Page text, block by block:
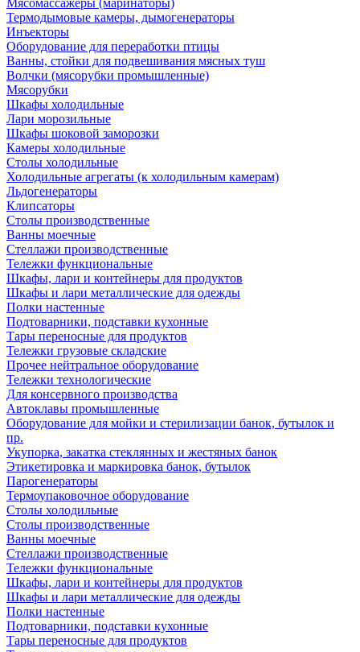
Мясомассажеры (маринаторы)
Термодымовые камеры, дымогенераторы
Инъекторы
Оборудование для переработки птицы
Ванны, стойки для подвешивания мясных туш
Волчки (мясорубки промышленные)
Мясорубки
Шкафы холодильные
Лари морозильные
Шкафы шоковой заморозки
Камеры холодильные
Столы холодильные
Холодильные агрегаты (к холодильным камерам)
Льдогенераторы
Клипсаторы
Столы производственные
Ванны моечные
Стеллажи производственные
Тележки функциональные
Шкафы, лари и контейнеры для продуктов
Шкафы и лари металлические для одежды
Полки настенные
Подтоварники, подставки кухонные
Тары переносные для продуктов
Тележки грузовые складские
Прочее нейтральное оборудование
Тележки технологические
Для консервного производства
Автоклавы промышленные
Оборудование для мойки и стерилизации банок, бутылок и
пр.
Укупорка, закатка стеклянных и жестяных банок
Этикетировка и маркировка банок, бутылок
Парогенераторы
Термоупаковочное оборудование
Столы холодильные
Столы производственные
Ванны моечные
Стеллажи производственные
Тележки функциональные
Шкафы, лари и контейнеры для продуктов
Шкафы и лари металлические для одежды
Полки настенные
Подтоварники, подставки кухонные
Тары переносные для продуктов